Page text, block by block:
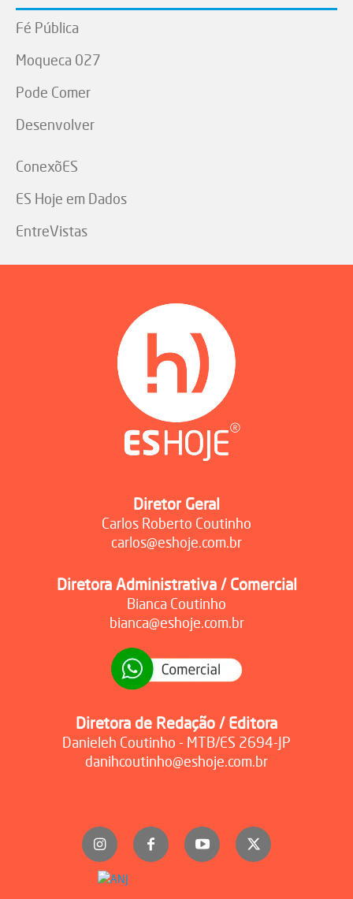
Fé Pública
Moqueca 027
Pode Comer
Desenvolver
ConexõES
ES Hoje em Dados
EntreVistas
Diretor Geral
Carlos Roberto Coutinho
carlos@eshoje.com.br
Diretora Administrativa / Comercial
Bianca Coutinho
bianca@eshoje.com.br
Diretora de Redação / Editora
Danieleh Coutinho - MTB/ES 2694-JP
danihcoutinho@eshoje.com.br